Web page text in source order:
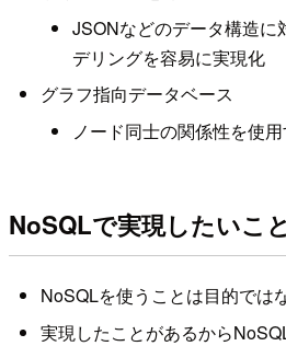
JSONなどのデータ構造に
デリングを容易に実現化
グラフ指向データベース
ノード同士の関係性を使
NoSQLで実現したいこと
NoSQLを使うことは目的では
実現したことがあるから